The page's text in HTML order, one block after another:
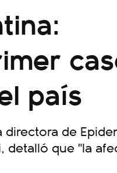
país
de
detalló que "la